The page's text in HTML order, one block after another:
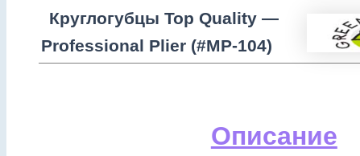
Круглогубцы Top Quality —
Professional Plier (#MP-104)
Описание